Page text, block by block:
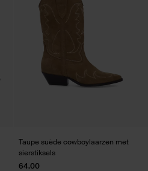
Taupe suède cowboylaarzen met
sierstiksels
64.00